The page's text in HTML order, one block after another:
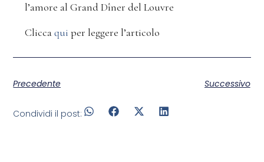
l’amore al Grand Dîner del Louvre
Cliccaqui per leggere l’articolo
Precedente Successivo
Condividi il post: